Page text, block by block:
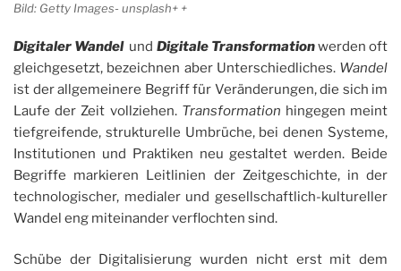
Bild: Getty Images- unsplash+ +
Digitaler Wandelund Digitale Transformationwerden oft
gleichgesetzt, bezeichnen aber Unterschiedliches. Wandel
ist der allgemeinere Begriff für Veränderungen, die sich im
Laufe der Zeit vollziehen. Transformation hingegen meint
tiefgreifende, strukturelle Umbrüche, bei denen Systeme,
Institutionen und Praktiken neu gestaltet werden. Beide
Begriffe markieren Leitlinien der Zeitgeschichte, in der
technologischer, medialer und gesellschaftlich-kultureller
Wandel eng miteinander verflochten sind.
Schübe der Digitalisierung wurden nicht erst mit dem